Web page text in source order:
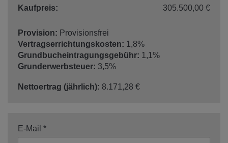
Kaufpreis: 305.500,00 €
Provision: Provisionsfrei
Vertragserrichtungskosten: 1,8%
Grundbucheintragungsgebühr: 1,1%
Grunderwerbsteuer: 3,5%
Nettoertrag (jährlich): 8.171,28 €
E-Mail